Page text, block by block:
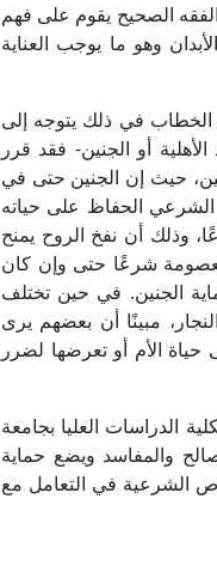
الفقه الصحيح يقوم على فهم
وهو ما يوجب العناية
الخطاب في ذلك يتوجه إلى
أو الجنين- فقد قرر
حيث إن الجنين حتى في
الحفاظ على حياته
وذلك أن نفخ الروح يمنح
معصومة شرعًا حتى وإن كان
الجنين. في حين تختلف
مبينًا أن بعضهم يرى
الأم أو تعرضها لضرر
الدراسات العليا بجامعة
والمفاسد ويضع حماية
الشرعية في التعامل مع